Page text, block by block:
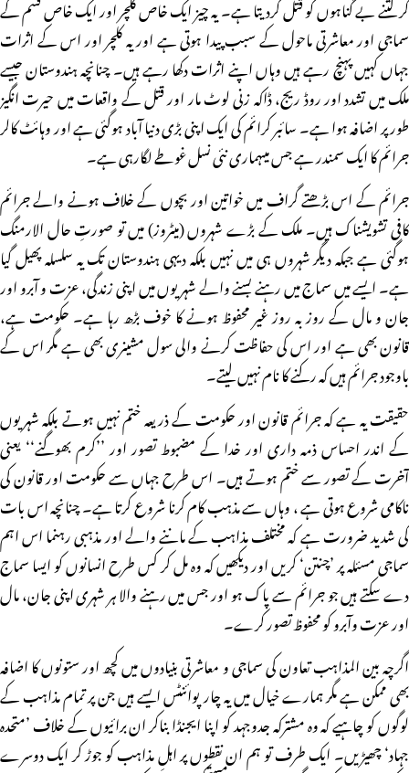
کر کتنے بے گناہوں کو قتل کردیتا ہے۔ یہ چیز ایک خاص کلچر اور ایک خاص قسم کے
سماجی اور معاشرتی ماحول کے سبب پیدا ہوتی ہے اور یہ کلچر اور اس کے اثرات
جہاں کہیں پہنچ رہے ہیں وہاں اپنے اثرات دکھا رہے ہیں۔ چنانچہ ہندوستان جیسے
ملک میں تشدد اور روڈ ریج، ڈاکہ زنی لوٹ مار اور قتل کے واقعات میں حیرت انگیز
طور پر اضافہ ہوا ہے۔ سائبر کرائم کی ایک اپنی بڑی دنیا آباد ہوگئی ہے اور وہائٹ کالر
جرائم کا ایک سمندر ہے جس میںہماری نئی نسل غوطے لگارہی ہے۔
جرائم کے اس بڑھتے گراف میں خواتین اور بچوں کے خلاف ہونے والے جرائم
کافی تشویشناک ہیں۔ ملک کے بڑے شہروں (میٹروز) میں تو صورتِ حال الارمنگ
ہوگئی ہے جبکہ دیگر شہروں ہی میں نہیں بلکہ دیہی ہندوستان تک یہ سلسلہ پھیل گیا
ہے۔ ایسے میں سماج میں رہنے بسنے والے شہریوں میں اپنی زندگی، عزت و آبرو اور
جان و مال کے روز بہ روز غیر محفوظ ہونے کا خوف بڑھ رہا ہے۔ حکومت ہے،
قانون بھی ہے اور اس کی حفاظت کرنے والی سول مشینری بھی ہے مگر اس کے
باوجود جرائم ہیں کہ رکنے کا نام نہیں لیتے۔
حقیقت یہ ہے کہ جرائم قانون اور حکومت کے ذریعہ ختم نہیں ہوتے بلکہ شہریوں
کے اندر احساس ذمہ داری اور خدا کے مضبوط تصور اور ’’کرم بھوگنے‘‘ یعنی
آخرت کے تصور سے ختم ہوتے ہیں۔ اس طرح جہاں سے حکومت اور قانون کی
ناکامی شروع ہوتی ہے ، وہاں سے مذہب کام کرنا شروع کرتا ہے۔ چنانچہ اس بات
کی شدید ضرورت ہے کہ مختلف مذاہب کے ماننے والے اور مذہبی رہنما اس اہم
سماجی مسئلہ پر ’چنتن‘ کریں اور دیکھیں کہ وہ مل کر کس طرح انسانوں کو ایسا سماج
دے سکتے ہیں جو جرائم سے پاک ہو اور جس میں رہنے والا ہر شہری اپنی جان، مال
اور عزت وآبرو کو محفوظ تصور کرے۔
اگرچہ بین المذاہب تعاون کی سماجی و معاشرتی بنیادوں میں کچھ اور ستونوں کا اضافہ
بھی ممکن ہے مگر ہمارے خیال میں یہ چار پوائنٹس ایسے ہیں جن پر تمام مذاہب کے
لوگوں کو چاہیے کہ وہ مشترکہ جدوجہد کو اپنا ایجنڈا بناکر ان برائیوں کے خلاف ’متحدہ
جہاد‘ چھیڑیں۔ ایک طرف تو ہم ان نقطوں پر اہلِ مذاہب کو جوڑ کر ایک دوسرے